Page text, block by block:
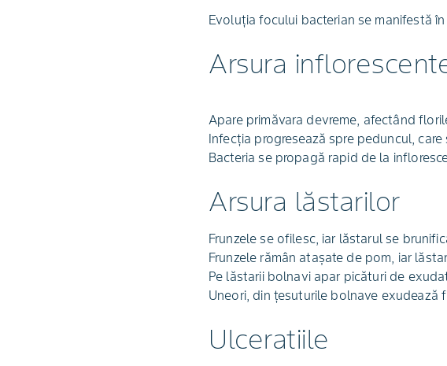
Evoluția focului bacterian se manifestă
Arsura
Apare primăvara devreme, afectând
Infecția progresează spre peduncul,
Bacteria se propagă rapid de la
Arsura lăstarilor
Frunzele se ofilesc, iar lăstarul se
Frunzele rămân atașate de pom, iar
Pe lăstarii bolnavi apar picături de
Uneori, din țesuturile bolnave exudează
Ulceratiile